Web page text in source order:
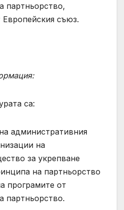
партньорство,
съюз.
са:
на
за укрепване
на партньорство
програмите от
партньорство.